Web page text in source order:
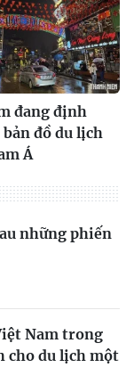
đang định
đồ du lịch
Á
những phiến
Nam trong
cho du lịch một